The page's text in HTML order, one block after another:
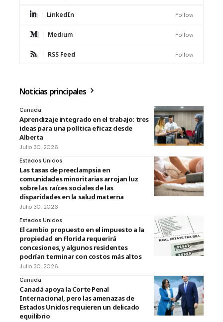
LinkedIn Follow
Medium Follow
RSS Feed Follow
Noticias principales
Canada
Aprendizaje integrado en el trabajo: tres
ideas para una política eficaz desde
Alberta
Julio 30, 2026
Estados Unidos
Las tasas de preeclampsia en
comunidades minoritarias arrojan luz
sobre las raíces sociales de las
disparidades en la salud materna
Julio 30, 2026
Estados Unidos
El cambio propuesto en el impuesto a la
propiedad en Florida requerirá
concesiones, y algunos residentes
podrían terminar con costos más altos
Julio 30, 2026
Canada
Canadá apoya la Corte Penal
Internacional, pero las amenazas de
Estados Unidos requieren un delicado
equilibrio